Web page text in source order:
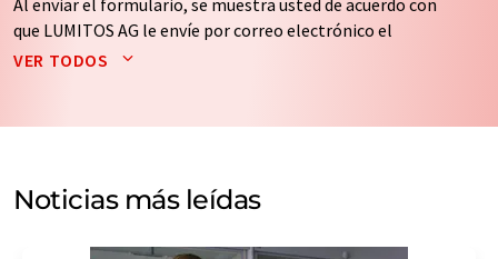
Al enviar el formulario, se muestra usted de acuerdo con
que LUMITOS AG le envíe por correo electrónico el
boletín o boletines seleccionados anteriormente. Sus
de nuestrapolítica de protección de datos. LUMITOS
electrónico a efectos publicitarios o de investigación de
mercado y opinión. Puede revocar en todo momento su
VER TODOS
Noticias más leídas